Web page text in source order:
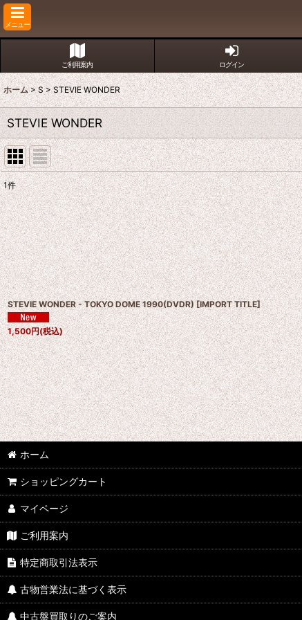
メニュー
ご利用案内 ログイン
ホーム > S > STEVIE WONDER
STEVIE WONDER
表示数:
並び順:
1件
STEVIE WONDER - TOKYO DOME 1990(DVDR) [IMPORT TITLE]
1,500円(税込)
ホーム
ショッピングカート
マイページ
ご利用案内
特定商取引法表示
古物営業法に基づく表示
中古盤買取りのご案内